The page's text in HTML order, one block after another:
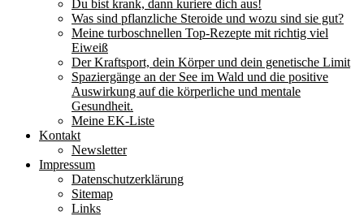
Du bist krank, dann kuriere dich aus!
Was sind pflanzliche Steroide und wozu sind sie gut?
Meine turboschnellen Top-Rezepte mit richtig viel
Eiweiß
Der Kraftsport, dein Körper und dein genetische Limit
Spaziergänge an der See im Wald und die positive
Auswirkung auf die körperliche und mentale
Gesundheit.
Meine EK-Liste
Kontakt
Newsletter
Impressum
Datenschutzerklärung
Sitemap
Links